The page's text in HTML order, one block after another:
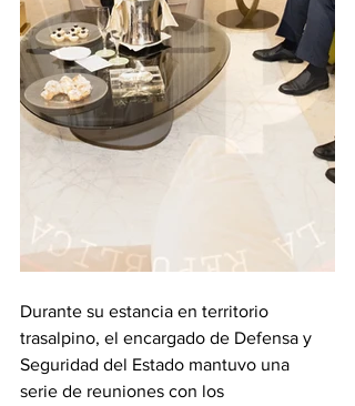
Durante su estancia en territorio
trasalpino, el encargado de Defensa y
Seguridad del Estado mantuvo una
serie de reuniones con los